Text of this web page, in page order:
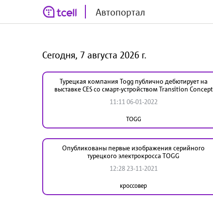
Автопортал
Сегодня, 7 августа 2026 г.
Турецкая компания Togg публично дебютирует на
выставке CES со смарт-устройством Transition Concept
11:11 06-01-2022
TOGG
Опубликованы первые изображения серийного
турецкого электрокросса TOGG
12:28 23-11-2021
кроссовер